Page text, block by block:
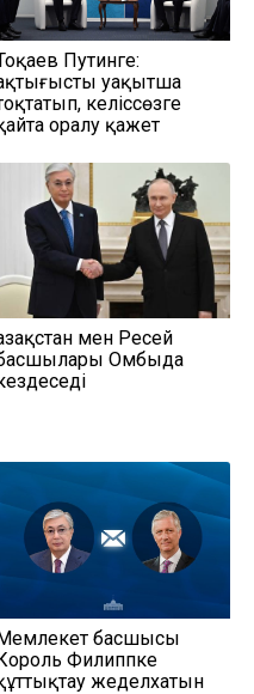
Путинге:
уақытша
келіссөзге
оралу қажет
мен Ресей
Омбыда
басшысы
Филиппке
жеделхатын